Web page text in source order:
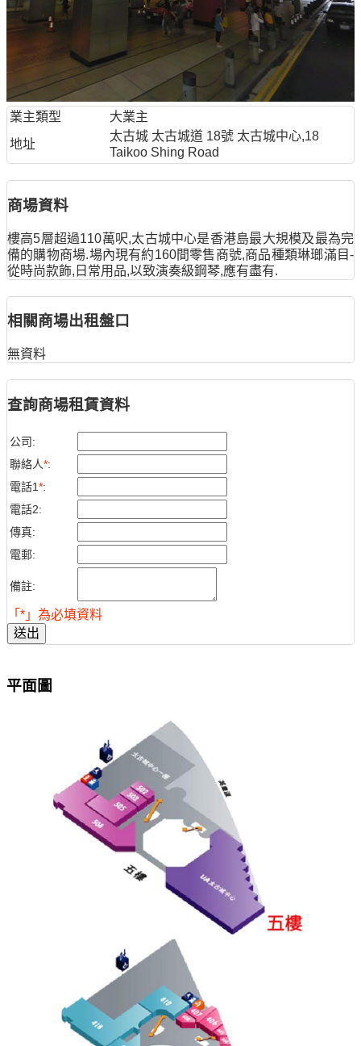
業主類型
大業主
地址
太古城 太古城道 18號 太古城中心,18
Taikoo Shing Road
商場資料
樓高5層超過110萬呎,太古城中心是香港島最大規模及最為完
備的購物商場.場內現有約160間零售商號,商品種類琳瑯滿目-
從時尚款飾,日常用品,以致演奏級鋼琴,應有盡有.
相關商場出租盤口
無資料
查詢商場租賃資料
公司:
聯絡人*:
電話1*:
電話2:
傳真:
電郵:
備註:
「*」為必填資料
送出
平面圖